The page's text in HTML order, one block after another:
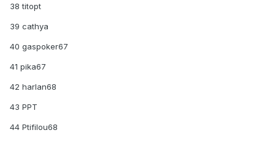
38 titopt
39 cathya
40 gaspoker67
41 pika67
42 harlan68
43 PPT
44 Ptifilou68